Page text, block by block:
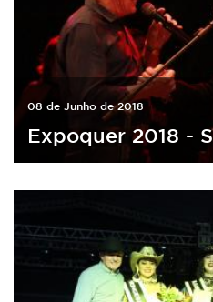
08 de Junho de 2018
Expoquer 2018 -